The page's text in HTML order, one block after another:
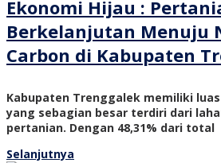
Ekonomi Hijau :
Berkelanjutan Menuju
Carbon di Kabupaten
Kabupaten Trenggalek memiliki luas
yang sebagian besar terdiri dari
pertanian. Dengan 48,31% dari total
Selanjutnya